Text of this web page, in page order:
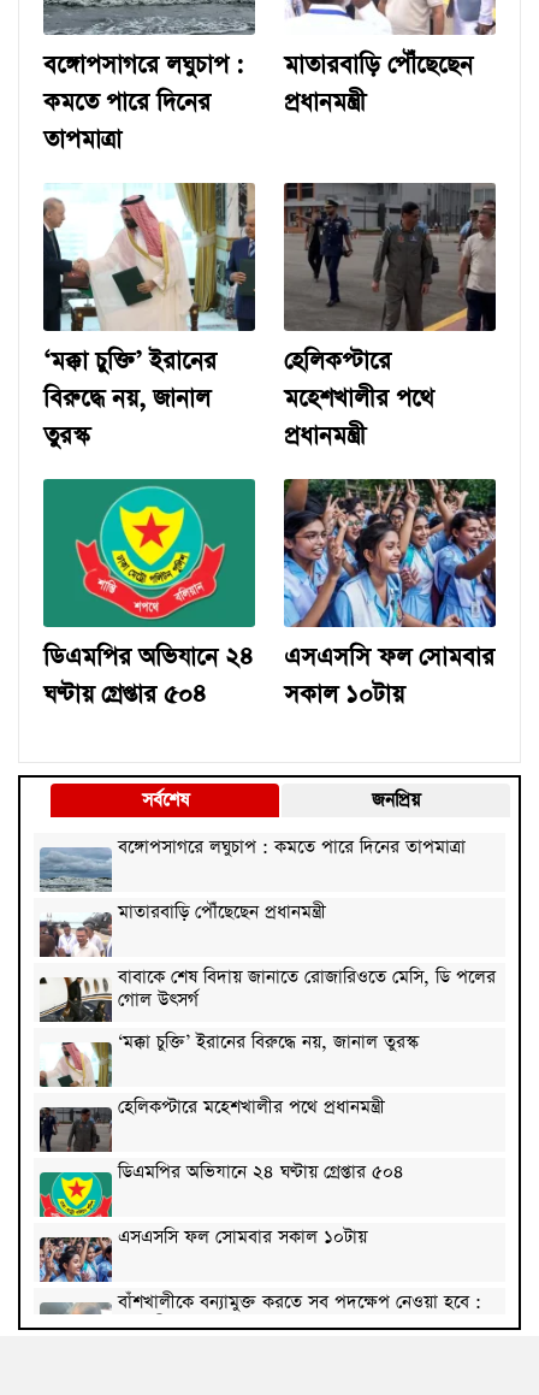
বঙ্গোপসাগরে লঘুচাপ :
কমতে পারে দিনের
তাপমাত্রা
মাতারবাড়ি পৌঁছেছেন
প্রধানমন্ত্রী
‘মক্কা চুক্তি’ ইরানের
বিরুদ্ধে নয়, জানাল
তুরস্ক
হেলিকপ্টারে
মহেশখালীর পথে
প্রধানমন্ত্রী
ডিএমপির অভিযানে ২৪
ঘণ্টায় গ্রেপ্তার ৫০৪
এসএসসি ফল সোমবার
সকাল ১০টায়
সর্বশেষ
জনপ্রিয়
বঙ্গোপসাগরে লঘুচাপ : কমতে পারে দিনের তাপমাত্রা
মাতারবাড়ি পৌঁছেছেন প্রধানমন্ত্রী
বাবাকে শেষ বিদায় জানাতে রোজারিওতে মেসি, ডি পলের
গোল উৎসর্গ
‘মক্কা চুক্তি’ ইরানের বিরুদ্ধে নয়, জানাল তুরস্ক
হেলিকপ্টারে মহেশখালীর পথে প্রধানমন্ত্রী
ডিএমপির অভিযানে ২৪ ঘণ্টায় গ্রেপ্তার ৫০৪
এসএসসি ফল সোমবার সকাল ১০টায়
বাঁশখালীকে বন্যামুক্ত করতে সব পদক্ষেপ নেওয়া হবে :
ত্রাণমন্ত্রী